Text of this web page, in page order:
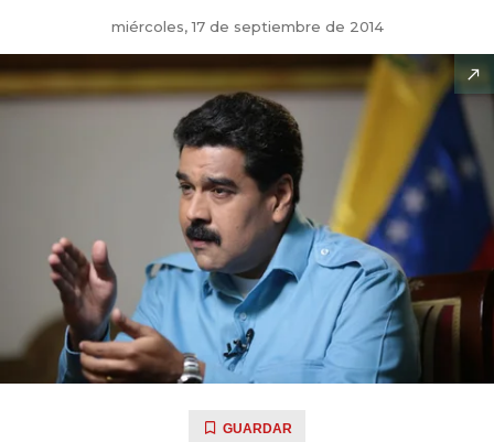
miércoles, 17 de septiembre de 2014
GUARDAR